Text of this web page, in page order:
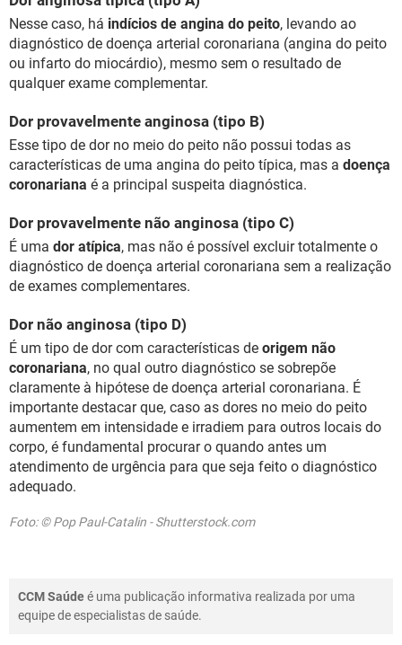
Nesse caso, há indícios de angina do peito, levando ao
diagnóstico de doença arterial coronariana (angina do peito
ou infarto do miocárdio), mesmo sem o resultado de
qualquer exame complementar.
Dor provavelmente anginosa (tipo B)
Esse tipo de dor no meio do peito não possui todas as
características de uma angina do peito típica, mas a doença
coronariana é a principal suspeita diagnóstica.
Dor provavelmente não anginosa (tipo C)
É uma dor atípica, mas não é possível excluir totalmente o
diagnóstico de doença arterial coronariana sem a realização
de exames complementares.
Dor não anginosa (tipo D)
É um tipo de dor com características de origem não
coronariana, no qual outro diagnóstico se sobrepõe
claramente à hipótese de doença arterial coronariana. É
importante destacar que, caso as dores no meio do peito
aumentem em intensidade e irradiem para outros locais do
corpo, é fundamental procurar o quando antes um
atendimento de urgência para que seja feito o diagnóstico
adequado.
Foto: © Pop Paul-Catalin - Shutterstock.com
CCM Saúdeé uma publicação informativa realizada por uma
equipe de especialistas de saúde.